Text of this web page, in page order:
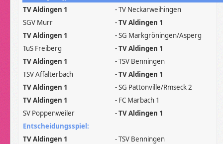
TV Aldingen 1
- TV Neckarweihingen
SGV Murr
-TV Aldingen 1
TV Aldingen 1
- SG Markgröningen/Asperg
TuS Freiberg
-TV Aldingen 1
TV Aldingen 1
- TSV Benningen
TSV Affalterbach
-TV Aldingen 1
TV Aldingen 1
- SG Pattonville/Rmseck 2
TV Aldingen 1
- FC Marbach 1
SV Poppenweiler
-TV Aldingen 1
Entscheidungsspiel:
TV Aldingen 1
- TSV Benningen